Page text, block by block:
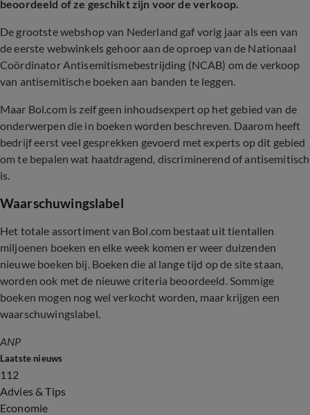
beoordeeld of ze geschikt zijn voor de verkoop.
De grootste webshop van Nederland gaf vorig jaar als een van
de eerste webwinkels gehoor aan de oproep van de Nationaal
Coördinator Antisemitismebestrijding (NCAB) om de verkoop
van antisemitische boeken aan banden te leggen.
Maar Bol.com is zelf geen inhoudsexpert op het gebied van de
onderwerpen die in boeken worden beschreven. Daarom heeft
bedrijf eerst veel gesprekken gevoerd met experts op dit gebied
om te bepalen wat haatdragend, discriminerend of antisemitisch
is.
Waarschuwingslabel
Het totale assortiment van Bol.com bestaat uit tientallen
miljoenen boeken en elke week komen er weer duizenden
nieuwe boeken bij. Boeken die al lange tijd op de site staan,
worden ook met de nieuwe criteria beoordeeld. Sommige
boeken mogen nog wel verkocht worden, maar krijgen een
waarschuwingslabel.
ANP
Laatste nieuws
112
Advies & Tips
Economie